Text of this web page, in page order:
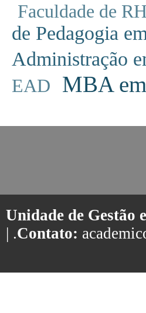
Faculdade de
de Pedagogia
Administração
EAD MBA
Unidade de Gestão
| .Contato: